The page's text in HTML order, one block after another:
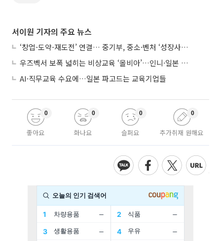
서이원 기자의 주요 뉴스
‘창업-도약-재도전’ 연결… 중기부, 중소·벤처 ‘성장사다리’ 짓는다
우즈벡서 보폭 넓히는 비상교육 ‘올비아’…인니·일본 진출 타진
AI·직무교육 수요에…일본 파고드는 교육기업들
좋아요
0
화나요
0
슬퍼요
0
추가취재 원해요
0